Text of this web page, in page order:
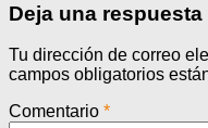
Deja una respuesta
Tu dirección de correo
campos obligatorios
Comentario *